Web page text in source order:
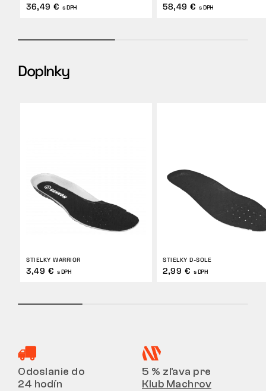
36,49 € s DPH 58,49 € s DPH
Doplnky
STIELKY WARRIOR
3,49 € s DPH
STIELKY D-SOLE
2,99 € s DPH
Odoslanie do
24 hodín
5 % zľava pre
Klub Machrov